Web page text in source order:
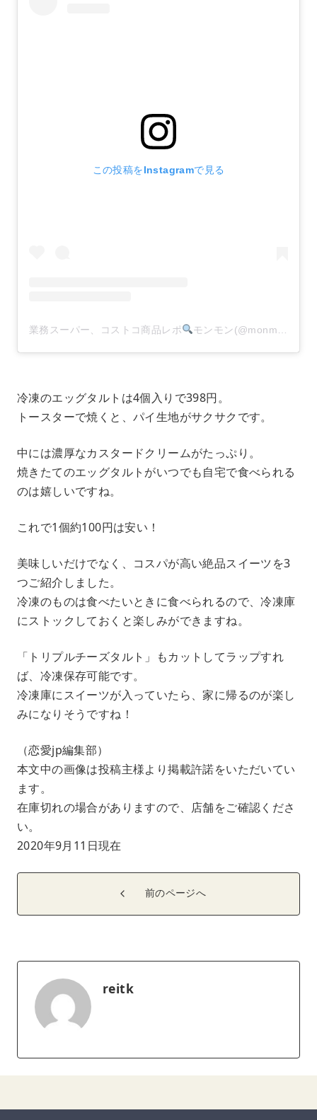
この投稿をInstagramで見る
業務スーパー、コストコ商品レポ モンモン(@monmon.121)がシェアした投稿
冷凍のエッグタルトは4個入りで398円。
トースターで焼くと、パイ生地がサクサクです。
中には濃厚なカスタードクリームがたっぷり。
焼きたてのエッグタルトがいつでも自宅で食べられる
のは嬉しいですね。
これで1個約100円は安い！
美味しいだけでなく、コスパが高い絶品スイーツを3
つご紹介しました。
冷凍のものは食べたいときに食べられるので、冷凍庫
にストックしておくと楽しみができますね。
「トリプルチーズタルト」もカットしてラップすれ
ば、冷凍保存可能です。
冷凍庫にスイーツが入っていたら、家に帰るのが楽し
みになりそうですね！
（恋愛jp編集部）
本文中の画像は投稿主様より掲載許諾をいただいてい
ます。
在庫切れの場合がありますので、店舗をご確認くださ
い。
2020年9月11日現在
前のページへ
reitk